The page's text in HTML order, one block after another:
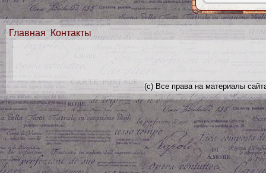
Главная Контакты
(с) Все права на материалы